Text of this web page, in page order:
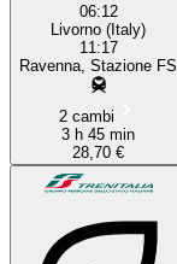
06:12
Livorno (Italy)
11:17
Ravenna, Stazione FS
2 cambi
3 h 45 min
28,70 €